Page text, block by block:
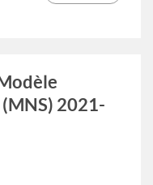
2021-